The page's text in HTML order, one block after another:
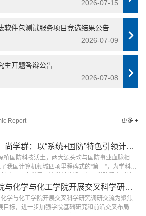
2026-07-15
软件包测试服务项目竞选结果公告
2026-07-09
生开题答辩公告
2026-07-08
Report 更多 +
尚学群：以“系统+国防”特色引领计算
反向基础研究实践
植国防科技沃土，两大源头均与国防事业血脉相
我国计算机领域四项里程碑式的“第一”，为学科发
大战略需求，前瞻把握计算机科学前沿，构建了融
据管理、算法应用与系统平台的智能计算系统，
防”的鲜明学科特色，为人工智能发展提供核心支
科技竞争加剧与关键核心技术“卡脖子”...
与化学与化工学院开展交叉科学研究
学与化工学院开展交叉科学研究调研交流为聚焦
目标，进一步加强学院基础研究和前沿交叉布局，